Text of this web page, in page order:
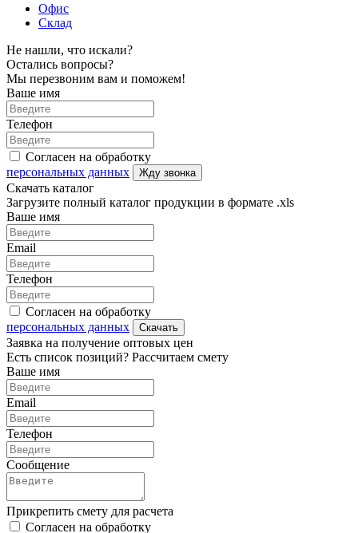
Офис
Склад
Не нашли, что искали?
Остались вопросы?
Мы перезвоним вам и поможем!
Ваше имя
Телефон
Согласен на обработку
персональных данных
Жду звонка
Скачать каталог
Загрузите полный каталог продукции в формате .xls
Ваше имя
Email
Телефон
Согласен на обработку
персональных данных
Скачать
Заявка на получение оптовых цен
Есть список позиций? Рассчитаем смету
Ваше имя
Email
Телефон
Сообщение
Прикрепить смету для расчета
Согласен на обработку